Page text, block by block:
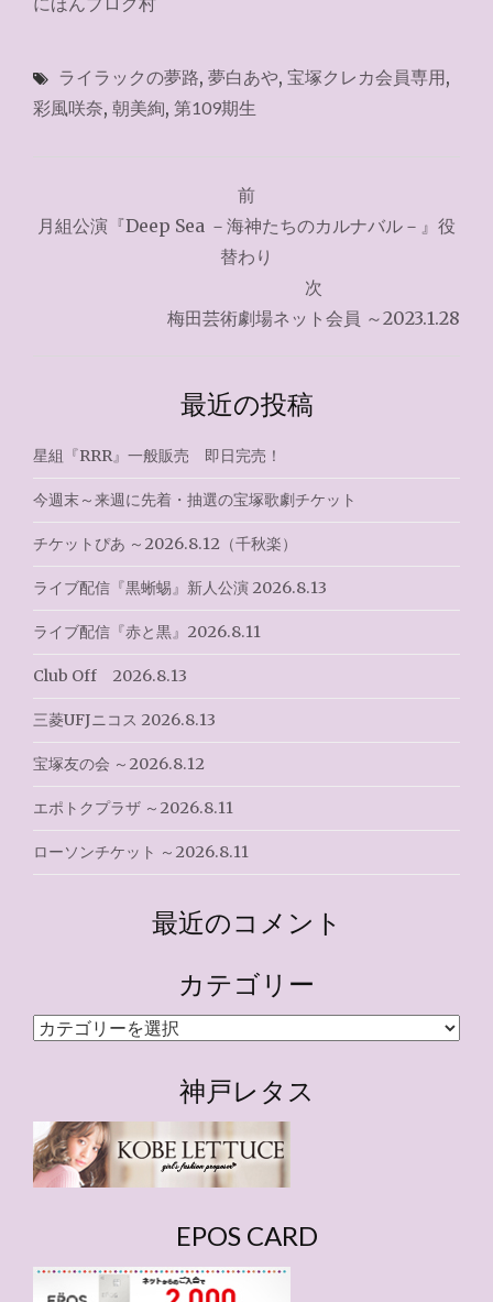
ライラックの夢路, 夢白あや, 宝塚クレカ会員専用,
彩風咲奈, 朝美絢, 第109期生
稿
ョ
ン
前
月組公演『Deep Sea －海神たちのカルナバル－』役
替わり
次
梅田芸術劇場ネット会員 ～2023.1.28
最近の投稿
星組『RRR』一般販売 即日完売！
今週末～来週に先着・抽選の宝塚歌劇チケット
チケットぴあ ～2026.8.12（千秋楽）
ライブ配信『黒蜥蜴』新人公演 2026.8.13
ライブ配信『赤と黒』2026.8.11
Club Off 2026.8.13
三菱UFJニコス 2026.8.13
宝塚友の会 ～2026.8.12
エポトクプラザ ～2026.8.11
ローソンチケット ～2026.8.11
最近のコメント
カテゴリー
カ
ー
神戸レタス
EPOS CARD